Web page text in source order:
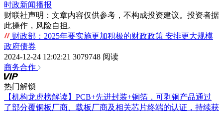
时政新闻播报
财联社声明：文章内容仅供参考，不构成投资建议。投资者据
此操作，风险自担。
财政部：2025年要实施更加积极的财政政策 安排更大规模
政府债券
2024-12-24 12:02:21 3079748 阅读
商务合作
热门解锁
【机构龙虎榜解读】PCB+先进封装+铜箔，可剥铜产品通过
了部分覆铜板厂商、载板厂商及相关芯片终端的认证，持续获